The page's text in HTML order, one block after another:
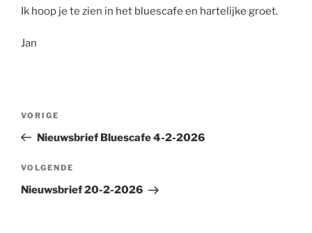
Ik hoop je te zien in het bluescafe en hartelijke groet.
Jan
Vorig
bericht
VORIGE
Nieuwsbrief Bluescafe 4-2-2026
Volgend
bericht
VOLGENDE
Nieuwsbrief 20-2-2026